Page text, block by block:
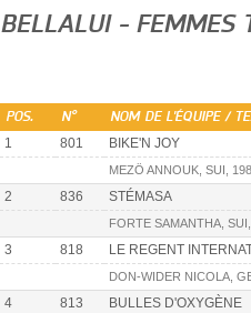
BELLALUI - FEMMES
POS. N° NOM DE L'ÉQUIPE /
1 801 BIKE'N JOY
MEZÖ ANNOUK, SUI,
2 836 STÉMASA
FORTE SAMANTHA,
3 818 LE REGENT
DON-WIDER NICOLA,
4 813 BULLES D'OXYGÈNE